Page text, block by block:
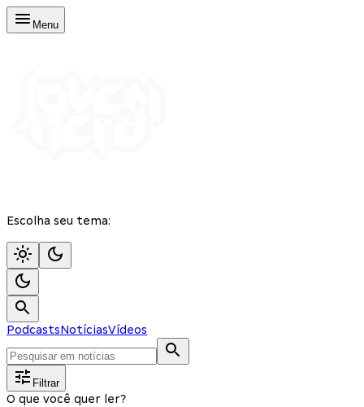
Menu
Escolha seu tema:
PodcastsNotíciasVídeos
Filtrar
O que você quer ler?